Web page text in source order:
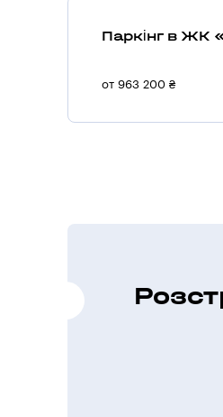
Паркінг в ЖК
от 963 200 ₴